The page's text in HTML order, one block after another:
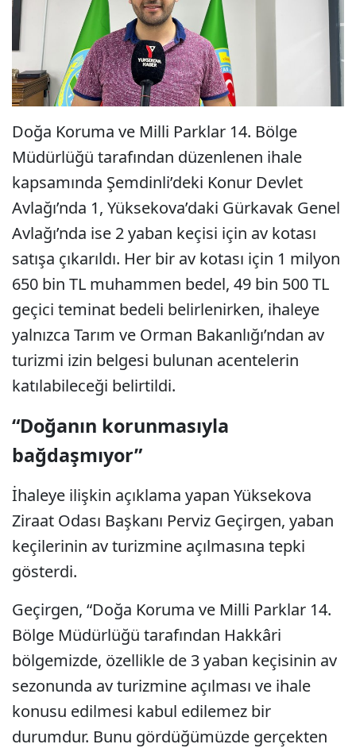
Doğa Koruma ve Milli Parklar 14. Bölge
Müdürlüğü tarafından düzenlenen ihale
kapsamında Şemdinli’deki Konur Devlet
Avlağı’nda 1, Yüksekova’daki Gürkavak Genel
Avlağı’nda ise 2 yaban keçisi için av kotası
satışa çıkarıldı. Her bir av kotası için 1 milyon
650 bin TL muhammen bedel, 49 bin 500 TL
geçici teminat bedeli belirlenirken, ihaleye
yalnızca Tarım ve Orman Bakanlığı’ndan av
turizmi izin belgesi bulunan acentelerin
katılabileceği belirtildi.
“Doğanın korunmasıyla
bağdaşmıyor”
İhaleye ilişkin açıklama yapan Yüksekova
Ziraat Odası Başkanı Perviz Geçirgen, yaban
keçilerinin av turizmine açılmasına tepki
gösterdi.
Geçirgen, “Doğa Koruma ve Milli Parklar 14.
Bölge Müdürlüğü tarafından Hakkâri
bölgemizde, özellikle de 3 yaban keçisinin av
sezonunda av turizmine açılması ve ihale
konusu edilmesi kabul edilemez bir
durumdur. Bunu gördüğümüzde gerçekten